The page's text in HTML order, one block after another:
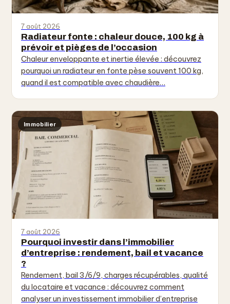
Radiateur fonte : chaleur douce, 100 kg à
prévoir et pièges de l’occasion
7 août 2026
Chaleur enveloppante et inertie élevée : découvrez
pourquoi un radiateur en fonte pèse souvent 100 kg,
quand il est compatible avec chaudière…
Immobilier
Pourquoi investir dans l’immobilier
d’entreprise : rendement, bail et vacance
?
7 août 2026
Rendement, bail 3/6/9, charges récupérables, qualité
du locataire et vacance : découvrez comment
analyser un investissement immobilier d’entreprise